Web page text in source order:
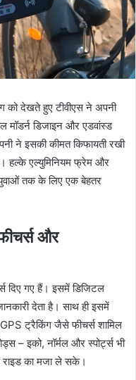
को देखते हुए टीवीएस ने अपनी
मॉडर्न डिजाइन और एडवांस्ड
ने इसकी कीमत किफायती रखी
हल्के एल्युमिनियम फ्रेम और
तक के लिए एक बेहतर
और
दिए गए हैं। इसमें डिजिटल
देता है। साथ ही इसमें
GPS ट्रैकिंग जैसे फीचर्स शामिल
– इको, नॉर्मल और स्पोर्ट्स भी
का मजा ले सके।